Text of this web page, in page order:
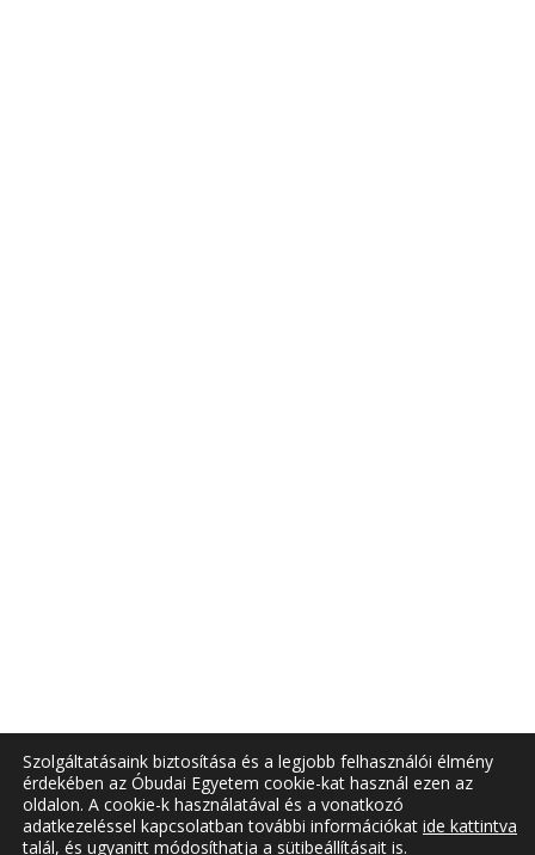
Szolgáltatásaink biztosítása és a legjobb felhasználói élmény
érdekében az Óbudai Egyetem cookie-kat használ ezen az
oldalon. A cookie-k használatával és a vonatkozó
adatkezeléssel kapcsolatban további információkat ide kattintva
talál, és ugyanitt módosíthatja a sütibeállításait is.